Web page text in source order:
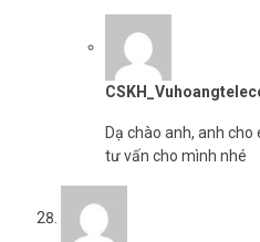
Dạ chào anh, anh
tư vấn cho mình nhé